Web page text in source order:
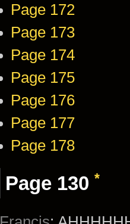
Page 172
Page 173
Page 174
Page 175
Page 176
Page 177
Page 178
Page 130 *